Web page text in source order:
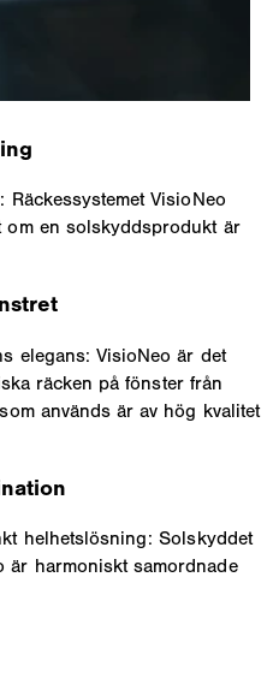
VisioNeo
om en solskyddsprodukt är
elegans: VisioNeo är det
räcken på fönster från
används är av hög kvalitet
helhetslösning: Solskyddet
är harmoniskt samordnade